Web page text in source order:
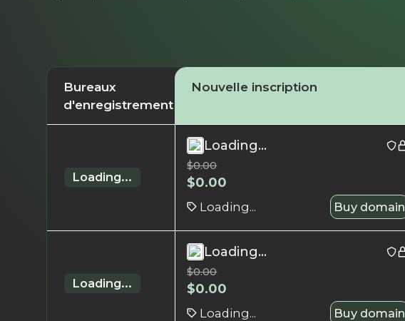
Bureaux
d'enregistrement
Nouvelle inscription
Loading...
Loading...
$0.00
$0.00
Loading... Buy domain
Loading...
Loading...
$0.00
$0.00
Loading... Buy domain